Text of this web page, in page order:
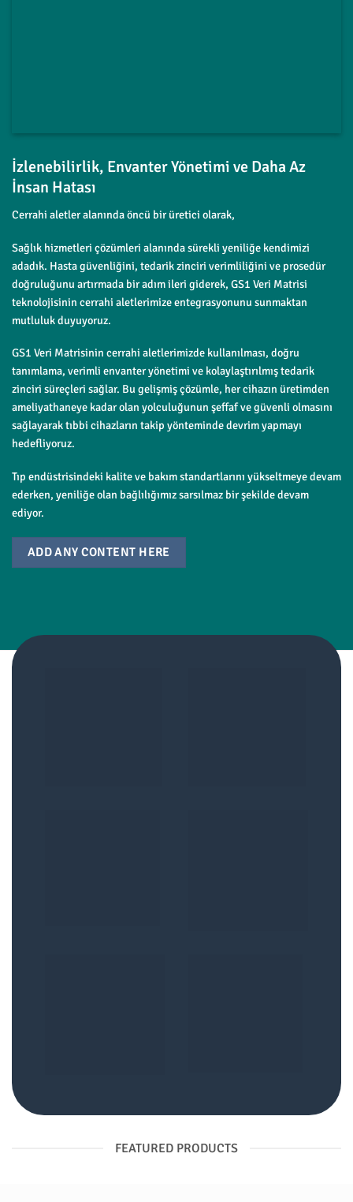
İzlenebilirlik, Envanter Yönetimi ve Daha Az
İnsan Hatası
Cerrahi aletler alanında öncü bir üretici olarak,
Sağlık hizmetleri çözümleri alanında sürekli yeniliğe kendimizi
adadık. Hasta güvenliğini, tedarik zinciri verimliliğini ve prosedür
doğruluğunu artırmada bir adım ileri giderek, GS1 Veri Matrisi
teknolojisinin cerrahi aletlerimize entegrasyonunu sunmaktan
mutluluk duyuyoruz.
GS1 Veri Matrisinin cerrahi aletlerimizde kullanılması, doğru
tanımlama, verimli envanter yönetimi ve kolaylaştırılmış tedarik
zinciri süreçleri sağlar. Bu gelişmiş çözümle, her cihazın üretimden
ameliyathaneye kadar olan yolculuğunun şeffaf ve güvenli olmasını
sağlayarak tıbbi cihazların takip yönteminde devrim yapmayı
hedefliyoruz.
Tıp endüstrisindeki kalite ve bakım standartlarını yükseltmeye devam
ederken, yeniliğe olan bağlılığımız sarsılmaz bir şekilde devam
ediyor.
ADD ANY CONTENT HERE
FEATURED PRODUCTS